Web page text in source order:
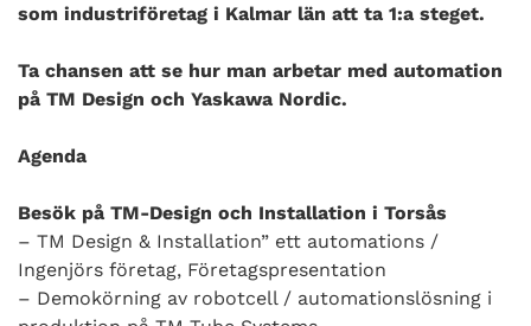
som industriföretag i Kalmar län att ta 1:a steget.
Ta chansen att se hur man arbetar med automation
på TM Design och Yaskawa Nordic.
Agenda
Besök på TM-Design och Installation i Torsås
– TM Design & Installation” ett automations /
Ingenjörs företag, Företagspresentation
– Demokörning av robotcell / automationslösning i